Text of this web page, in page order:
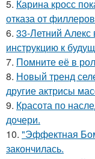
5. Карина кросс
отказа от
6. 33-Летний Алекс
инструкцию к
7. Помните её в
8. Новый тренд
другие актрисы
9. Красота по
дочери.
10. "Эффектная
закончилась.